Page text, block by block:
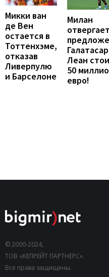
Микки ван
де Вен
остается в
Тоттенхэме,
отказав
Ливерпулю
и Барселоне
Милан
отвергает
Леан
50
евро!
© 2000-2024,
ТОВ «КЕПРЕЙТ ПАРТНЕРС».
Все права защищены.